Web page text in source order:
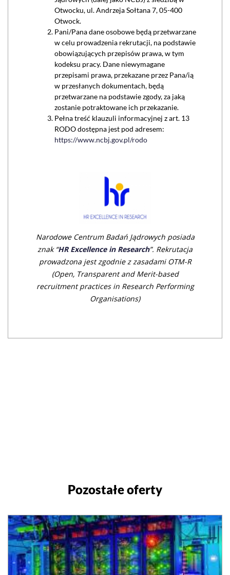
Otwocku, ul. Andrzeja Sołtana 7, 05-400
Otwock.
Pani/Pana dane osobowe będą przetwarzane
w celu prowadzenia rekrutacji, na podstawie
obowiązujących przepisów prawa, w tym
kodeksu pracy. Dane niewymagane
przepisami prawa, przekazane przez Pana/ią
w przesłanych dokumentach, będą
przetwarzane na podstawie zgody, za jaką
zostanie potraktowane ich przekazanie.
Pełna treść klauzuli informacyjnej z art. 13
RODO dostępna jest pod adresem:
https://www.ncbj.gov.pl/rodo
Narodowe Centrum Badań Jądrowych posiada
znak “HR Excellence in Research”. Rekrutacja
prowadzona jest zgodnie z zasadami OTM-R
(Open, Transparent and Merit-based
recruitment practices in Research Performing
Organisations)
Pozostałe oferty